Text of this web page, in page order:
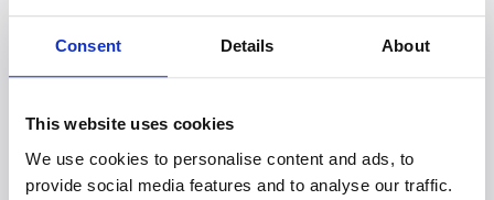
Consent Details About
This website uses cookies
We use cookies to personalise content and ads, to
provide social media features and to analyse our traffic.
door de juiste (bekken)ademhaling.
mogelijkheid om inspiratie (innerlijke leiding)
Stresshantering.